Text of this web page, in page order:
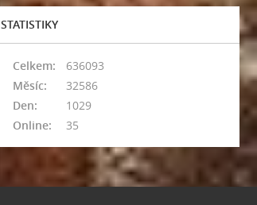
STATISTIKY
Online: 35
Celkem:
636093
Měsíc:
32586
Den:
1029